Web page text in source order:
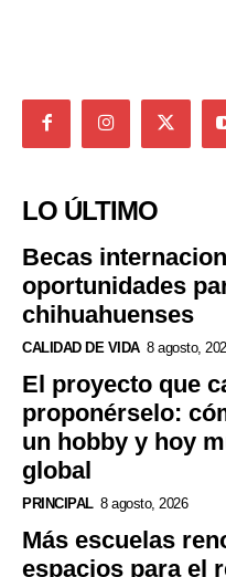
LO ÚLTIMO
Becas
oportunidades
chihuahuenses
CALIDAD DE VIDA 8 agosto,
El proyecto que
proponérselo:
un hobby y hoy
global
PRINCIPAL 8 agosto, 2026
Más escuelas
espacios para el